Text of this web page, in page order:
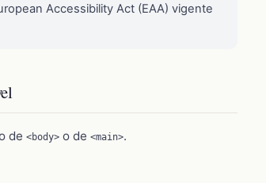
Accessibility Act (EAA) vigente
de <body> o de <main>.